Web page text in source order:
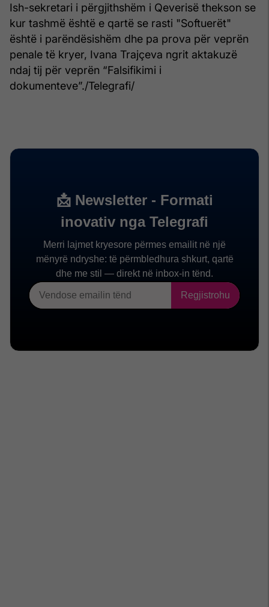
Ish-sekretari i përgjithshëm i Qeverisë thekson se
kur tashmë është e qartë se rasti "Softuerët"
është i parëndësishëm dhe pa prova për veprën
penale të kryer, Ivana Trajçeva ngrit aktakuzë
ndaj tij për veprën “Falsifikimi i
dokumenteve”./Telegrafi/